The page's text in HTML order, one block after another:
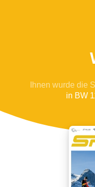
Ihnen wurde die
in BW